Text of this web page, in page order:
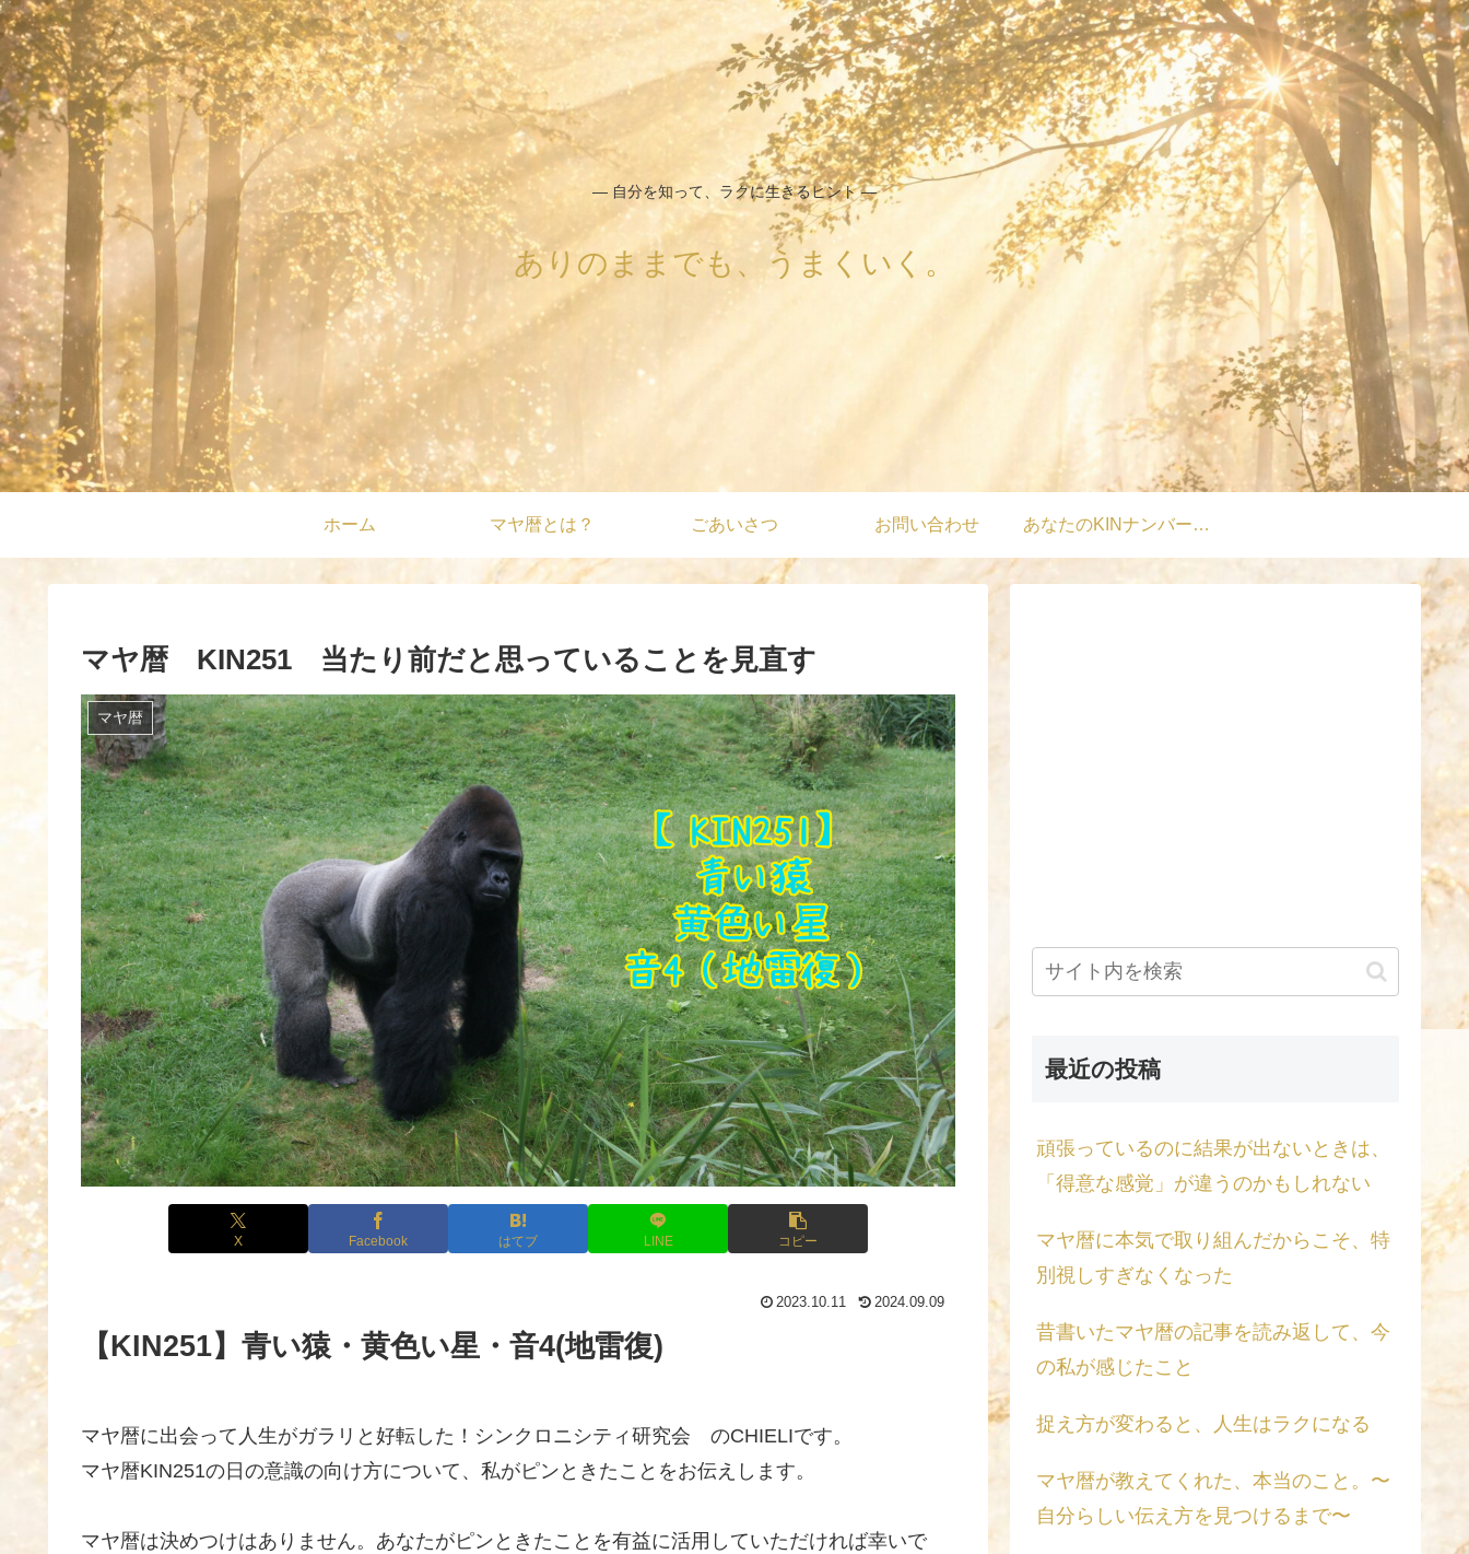
― 自分を知って、ラクに生きるヒント ―
ありのままでも、うまくいく。
ホーム マヤ暦とは？ ごあいさつ お問い合わせ あなたのKINナンバーは？
マヤ暦 KIN251 当たり前だと思っていることを見直す
マヤ暦
X Facebook はてブ LINE コピー
2023.10.11 2024.09.09
【KIN251】青い猿・黄色い星・音4(地雷復)
マヤ暦に出会って人生がガラリと好転した！シンクロニシティ研究会 のCHIELIです。
マヤ暦KIN251の日の意識の向け方について、私がピンときたことをお伝えします。
マヤ暦は決めつけはありません。あなたがピンときたことを有益に活用していただければ幸いで
最近の投稿
頑張っているのに結果が出ないときは、
「得意な感覚」が違うのかもしれない
マヤ暦に本気で取り組んだからこそ、特
別視しすぎなくなった
昔書いたマヤ暦の記事を読み返して、今
の私が感じたこと
捉え方が変わると、人生はラクになる
マヤ暦が教えてくれた、本当のこと。〜
自分らしい伝え方を見つけるまで〜